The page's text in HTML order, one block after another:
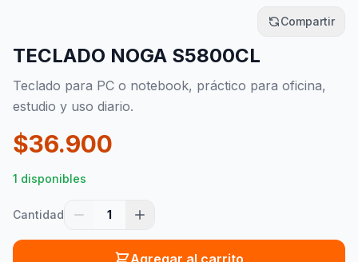
Compartir
TECLADO NOGA S5800CL
Teclado para PC o notebook, práctico para oficina,
estudio y uso diario.
$36.900
1 disponibles
Cantidad 1
Agregar al carrito